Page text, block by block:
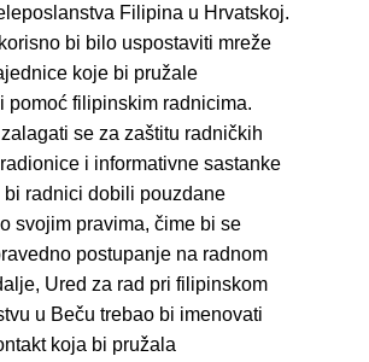
Filipina u Hrvatskoj.
bi bilo uspostaviti mreže
koje bi pružale
pomoć filipinskim radnicima.
se za zaštitu radničkih
i informativne sastanke
bi radnici dobili pouzdane
svojim pravima, čime bi se
postupanje na radnom
Ured za rad pri filipinskom
u Beču trebao bi imenovati
koja bi pružala